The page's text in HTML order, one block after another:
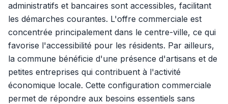
administratifs et bancaires sont accessibles, facilitant
les démarches courantes. L'offre commerciale est
concentrée principalement dans le centre-ville, ce qui
favorise l'accessibilité pour les résidents. Par ailleurs,
la commune bénéficie d'une présence d'artisans et de
petites entreprises qui contribuent à l'activité
économique locale. Cette configuration commerciale
permet de répondre aux besoins essentiels sans